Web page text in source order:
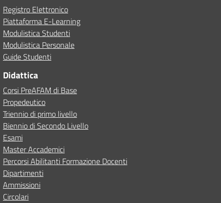
Registro Elettronico
Piattaforma E-Learning
Modulistica Studenti
Modulistica Personale
Guide Studenti
Didattica
Corsi PreAFAM di Base
Propedeutico
Triennio di primo livello
Biennio di Secondo Livello
Esami
Master Accademici
Percorsi Abilitanti Formazione Docenti
Dipartimenti
Ammissioni
Circolari